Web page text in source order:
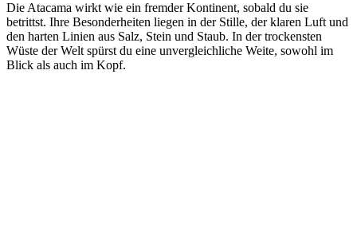
Die Atacama wirkt wie ein fremder Kontinent, sobald du sie
betrittst. Ihre Besonderheiten liegen in der Stille, der klaren Luft und
den harten Linien aus Salz, Stein und Staub. In der trockensten
Wüste der Welt spürst du eine unvergleichliche Weite, sowohl im
Blick als auch im Kopf.